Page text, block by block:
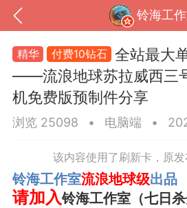
铃海工
10钻石
全站最大
——流浪地球苏拉威西三
机免费版预制件分享
浏览 25098 • 电脑端 •
该内容使用了刷新卡，原
铃海工作室流浪地球级出品
请加入铃海工作室（七日